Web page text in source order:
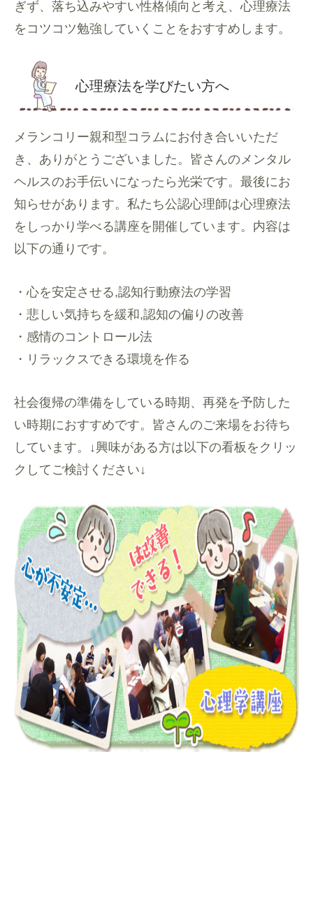
ぎず、落ち込みやすい性格傾向と考え、心理療法
をコツコツ勉強していくことをおすすめします。
心理療法を学びたい方へ
メランコリー親和型コラムにお付き合いいただ
き、ありがとうございました。皆さんのメンタル
ヘルスのお手伝いになったら光栄です。最後にお
知らせがあります。私たち公認心理師は心理療法
をしっかり学べる講座を開催しています。内容は
以下の通りです。
・心を安定させる,認知行動療法の学習
・悲しい気持ちを緩和,認知の偏りの改善
・感情のコントロール法
・リラックスできる環境を作る
社会復帰の準備をしている時期、再発を予防した
い時期におすすめです。皆さんのご来場をお待ち
しています。↓興味がある方は以下の看板をクリッ
クしてご検討ください↓